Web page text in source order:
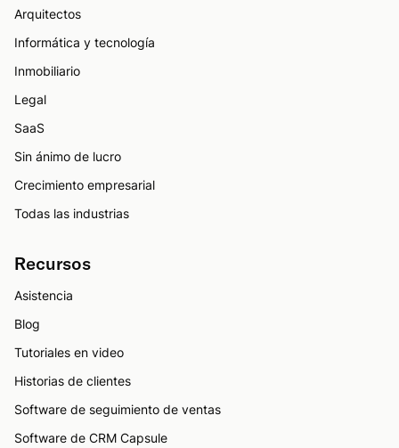
Arquitectos
Informática y tecnología
Inmobiliario
Legal
SaaS
Sin ánimo de lucro
Crecimiento empresarial
Todas las industrias
Recursos
Asistencia
Blog
Tutoriales en video
Historias de clientes
Software de seguimiento de ventas
Software de CRM Capsule